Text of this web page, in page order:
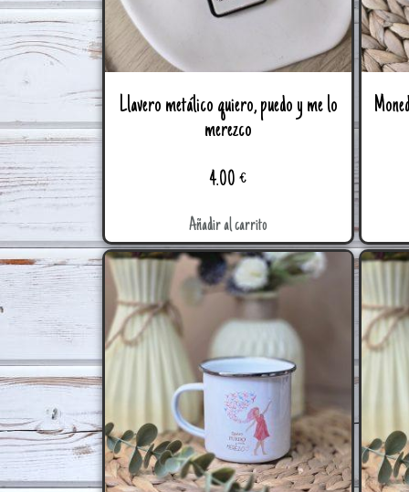
Llavero metálico quiero, puedo y me lo
merezco
4.00€
Añadir al carrito